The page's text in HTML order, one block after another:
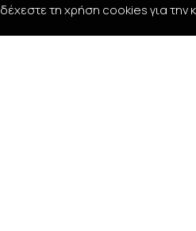
τη χρήση cookies για